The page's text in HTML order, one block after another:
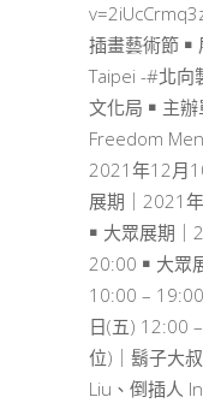
插畫藝術節 ￭
Taipei -#北向
文化局 ￭ 主
Freedom
2021年12月
展期｜2021
￭ 大眾展期｜
20:00 ￭ 大眾
10:00 –
日(五) 12:00
位)｜鬍子大
Liu、倒插人